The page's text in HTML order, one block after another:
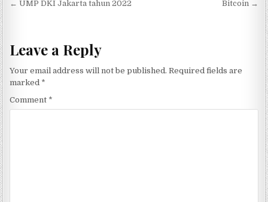
Post navigation
← UMP DKI Jakarta tahun 2022 Bitcoin →
Leave a Reply
Your email address will not be published. Required fields are
marked *
Comment *